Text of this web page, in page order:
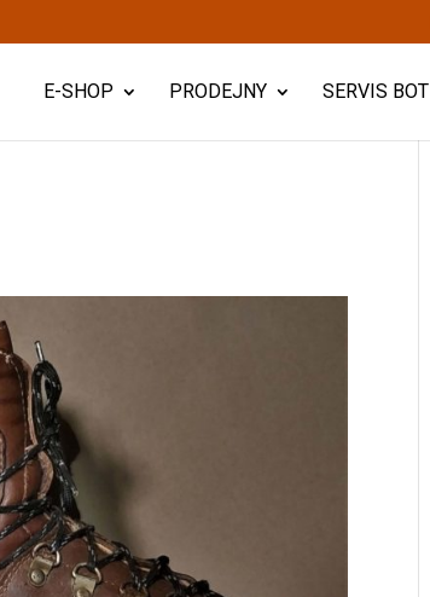
E-SHOP PRODEJNY SERVIS BOT